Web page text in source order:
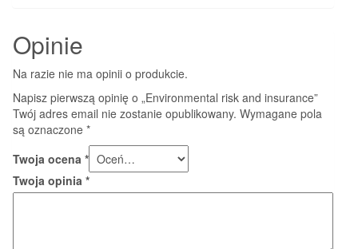
Opinie
Na razie nie ma opinii o produkcie.
Napisz pierwszą opinię o „Environmental risk and insurance”
Twój adres email nie zostanie opublikowany. Wymagane pola
są oznaczone *
Twoja ocena *
Twoja opinia *